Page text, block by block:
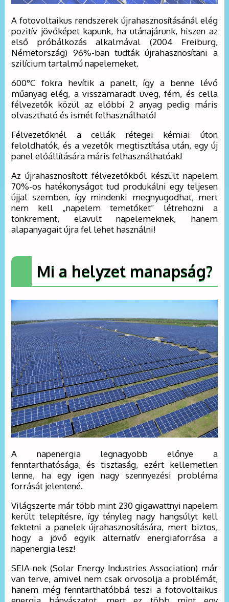
A fotovoltaikus rendszerek újrahasznosításánál elég
pozitív jövőképet kapunk, ha utánajárunk, hiszen az
első próbálkozás alkalmával (2004 Freiburg,
Németország) 96%-ban tudták újrahasznosítani a
szilícium tartalmú napelemeket.
600°C fokra hevítik a panelt, így a benne lévő
műanyag elég, a visszamaradt üveg, fém, és cella
félvezetők közül az előbbi 2 anyag pedig máris
olvasztható és ismét felhasználható!
Félvezetőknél a cellák rétegei kémiai úton
feloldhatók, és a vezetők megtisztítása után, egy új
panel előállítására máris felhasználhatóak!
Az újrahasznosított félvezetőkből készült napelem
70%-os hatékonyságot tud produkálni egy teljesen
újjal szemben, így mindenki megnyugodhat, mert
nem kell „napelem temetőket” létrehozni a
tönkrement, elavult napelemeknek, hanem
alapanyagait újra fel lehet használni!
Mi a helyzet manapság?
A napenergia legnagyobb előnye a
fenntarthatósága, és tisztaság, ezért kellemetlen
lenne, ha egy igen nagy szennyezési probléma
forrását jelentené.
Világszerte már több mint 230 gigawattnyi napelem
került telepítésre, így tényleg nagy hangsúlyt kell
fektetni a panelek újrahasznosítására, mert biztos,
hogy a jövő egyik alternatív energiaforrása a
napenergia lesz!
SEIA-nek (Solar Energy Industries Association) már
van terve, amivel nem csak orvosolja a problémát,
hanem még fenntarthatóbbá teszi a fotovoltaikus